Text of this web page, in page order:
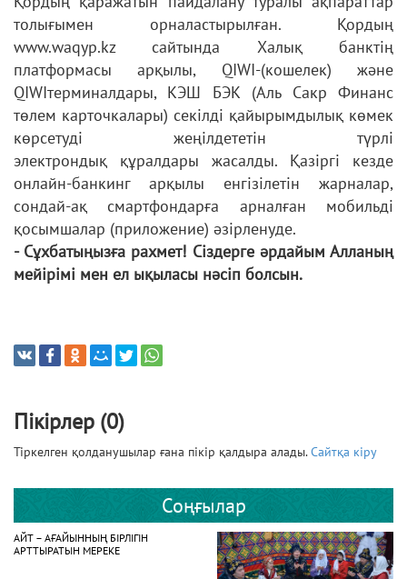
толығымен орналастырылған. Қордың
www.waqyp.kz сайтында Халық банктің
платформасы арқылы, QIWI-(кошелек) және
QIWIтерминалдары, КЭШ БЭК (Аль Сакр Финанс
төлем карточкалары) секілді қайырымдылық көмек
көрсетуді жеңілдететін түрлі
электрондық құралдары жасалды. Қазіргі кезде
онлайн-банкинг арқылы енгізілетін жарналар,
сондай-ақ смартфондарға арналған мобильді
қосымшалар (приложение) әзірленуде.
- Сұхбатыңызға рахмет! Сіздерге әрдайым Алланың
мейірімі мен ел ықыласы нәсіп болсын.
Пікірлер (0)
Тіркелген қолданушылар ғана пікір қалдыра алады.Сайтқа кіру
Соңғылар
АЙТ – АҒАЙЫННЫҢ БІРЛІГІН
АРТТЫРАТЫН МЕРЕКЕ